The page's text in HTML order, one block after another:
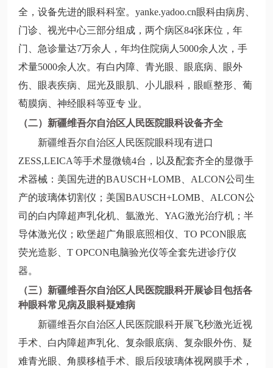
全，设备先进的眼科科室。yanke.yadoo.cn眼科由病房、
门诊、视光中心三部分组成，两个病区84张床位，年
门、急诊量达7万余人，年均住院病人5000余人次，手
术量5000余人次。有白内障、青光眼、眼底病、眼外
伤、眼表疾病、屈光及眼肌、小儿眼科，眼眶整形、葡
萄膜病、神经眼科等亚专 业。
（二）新疆维吾尔自治区人民医院眼科设备齐全
新疆维吾尔自治区人民医院眼科现有进口
ZESS,LEICA等手术显微镜4台，以及配套齐全的显微手
术器械：美国先进的BAUSCH+LOMB、ALCON公司生
产的玻璃体切割仪；美国BAUSCH+LOMB、ALCON公
司的白内障超声乳化机、氩激光、YAG激光治疗机；半
导体激光仪；欧堡超广角眼底照相仪、TO PCON眼底
荧光造影、T OPCON电脑验光仪等全套先进诊疗仪
器。
（三）新疆维吾尔自治区人民医院眼科开展诊目包括各
种眼科常见病及眼科疑难病
新疆维吾尔自治区人民医院眼科开展飞秒激光近视
手术、白内障超声乳化、复杂眼底病、复杂眼外伤、疑
难青光眼、角膜移植手术、眼后段玻璃体视网膜手术，